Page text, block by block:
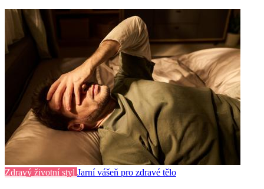
Zdravý životní styl Jarní vášeň pro zdravé tělo